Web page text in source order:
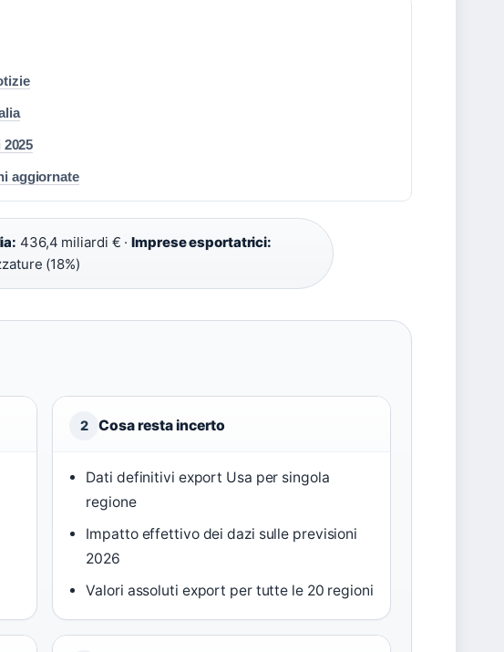
aggiornate
436,4 miliardi € ·Imprese esportatrici:
(18%)
2 Cosa resta incerto
Dati definitivi export Usa per singola
regione
Impatto effettivo dei dazi sulle previsioni
2026
Valori assoluti export per tutte le 20 regioni